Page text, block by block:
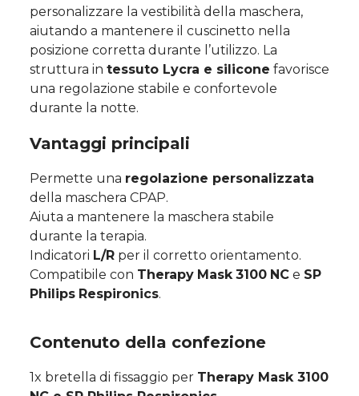
personalizzare la vestibilità della maschera,
aiutando a mantenere il cuscinetto nella
posizione corretta durante l’utilizzo. La
struttura in tessuto Lycra e silicone favorisce
una regolazione stabile e confortevole
durante la notte.
Vantaggi principali
Permette una regolazione personalizzata
della maschera CPAP.
Aiuta a mantenere la maschera stabile
durante la terapia.
Indicatori L/R per il corretto orientamento.
Compatibile con Therapy Mask 3100 NC e SP
Philips Respironics.
Contenuto della confezione
1x bretella di fissaggio per Therapy Mask 3100